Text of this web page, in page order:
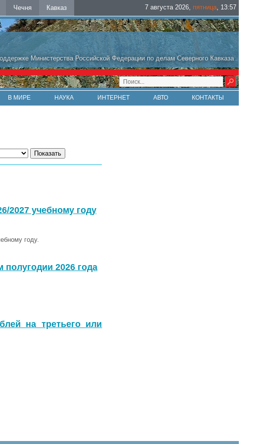
Чечня Кавказ 7 августа 2026, пятница, 13:57
Министерства Российской Федерации по делам Северного Кавказа
В МИРЕ НАУКА ИНТЕРНЕТ АВТО КОНТАКТЫ
2027 учебному году
году.
2026 года
на третьего или